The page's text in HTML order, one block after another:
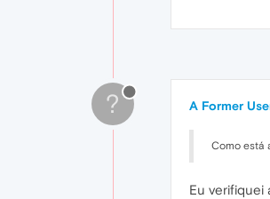
? A Former
Como está
Eu verifiquei